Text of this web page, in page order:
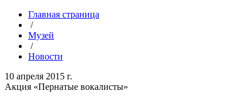
Главная страница
/
Музей
/
Новости
10 апреля 2015 г.
Акция «Пернатые вокалисты»